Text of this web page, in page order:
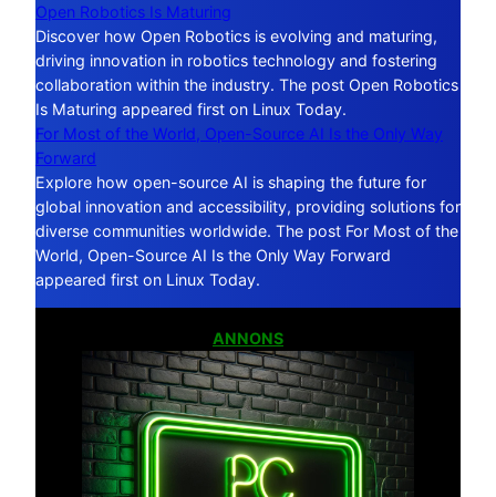
Open Robotics Is Maturing
Discover how Open Robotics is evolving and maturing,
driving innovation in robotics technology and fostering
collaboration within the industry. The post Open Robotics
Is Maturing appeared first on Linux Today.
For Most of the World, Open-Source AI Is the Only Way
Forward
Explore how open-source AI is shaping the future for
global innovation and accessibility, providing solutions for
diverse communities worldwide. The post For Most of the
World, Open-Source AI Is the Only Way Forward
appeared first on Linux Today.
ANNONS